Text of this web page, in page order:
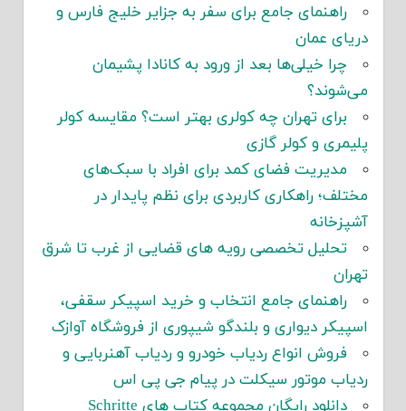
راهنمای جامع برای سفر به جزایر خلیج فارس و
دریای عمان
چرا خیلی‌ها بعد از ورود به کانادا پشیمان
می‌شوند؟
برای تهران چه کولری بهتر است؟ مقایسه کولر
پلیمری و کولر گازی
مدیریت فضای کمد برای افراد با سبک‌های
مختلف؛ راهکاری کاربردی برای نظم پایدار در
آشپزخانه
تحلیل تخصصی رویه های قضایی از غرب تا شرق
تهران
راهنمای جامع انتخاب و خرید اسپیکر سقفی،
اسپیکر دیواری و بلندگو شیپوری از فروشگاه آوازک
فروش انواع ردیاب خودرو و ردیاب آهنربایی و
ردیاب موتور سیکلت در پیام جی پی اس
دانلود رایگان مجموعه کتاب های Schritte